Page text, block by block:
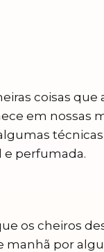
coisas que
em nossas
e perfumada.
os cheiros
manhã por